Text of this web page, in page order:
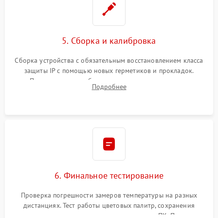
5. Сборка и калибровка
Сборка устройства с обязательным восстановлением класса
защиты IP с помощью новых герметиков и прокладок.
Программная калибровка матрицы по эталонному
абсолютно черному телу для точного измерения температур.
Подробнее
6. Финальное тестирование
Проверка погрешности замеров температуры на разных
дистанциях. Тест работы цветовых палитр, сохранения
термограмм в память и передачи данных на ПК. Проверка